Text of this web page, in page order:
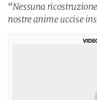
“Nessuna
nostre anime uccise